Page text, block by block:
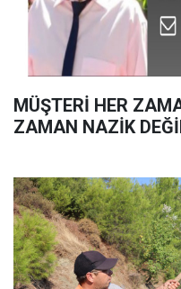
MÜŞTERİ HER
ZAMAN NAZİK